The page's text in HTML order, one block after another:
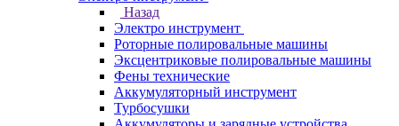
Назад
Электро инструмент
Роторные полировальные машины
Эксцентриковые полировальные машины
Фены технические
Аккумуляторный инструмент
Турбосушки